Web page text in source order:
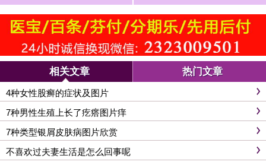
相关文章 热门文章
4种女性股癣的症状及图片
7种男性生殖上长了疙瘩图片痒
7种类型银屑皮肤病图片欣赏
不喜欢过夫妻生活是怎么回事呢